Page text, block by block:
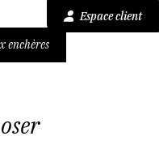
Espace client
enchères